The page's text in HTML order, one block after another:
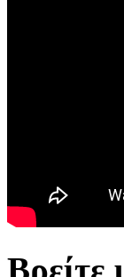
Βρείτε